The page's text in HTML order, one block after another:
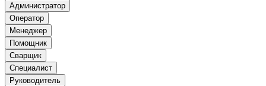
Администратор
Оператор
Менеджер
Помощник
Сварщик
Специалист
Руководитель